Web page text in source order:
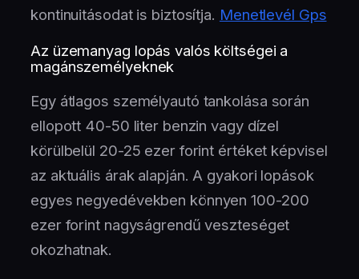
kontinuitásodat is biztosítja. Menetlevél Gps
Az üzemanyag lopás valós költségei a
magánszemélyeknek
Egy átlagos személyautó tankolása során
ellopott 40-50 liter benzin vagy dízel
körülbelül 20-25 ezer forint értéket képvisel
az aktuális árak alapján. A gyakori lopások
egyes negyedévekben könnyen 100-200
ezer forint nagyságrendű veszteséget
okozhatnak.